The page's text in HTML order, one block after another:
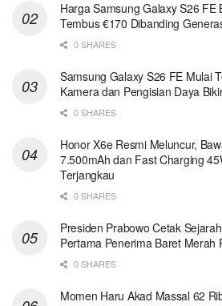
Harga Samsung Galaxy S26 FE
Tembus €170 Dibanding
0 SHARES
Samsung Galaxy S26 FE Mulai
Kamera dan Pengisian Daya
0 SHARES
Honor X6e Resmi Meluncur,
7.500mAh dan Fast Charging
Terjangkau
0 SHARES
Presiden Prabowo Cetak
Pertama Penerima Baret Merah
0 SHARES
Momen Haru Akad Massal 62